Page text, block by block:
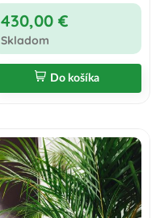
430,00 €
Skladom
Do košíka